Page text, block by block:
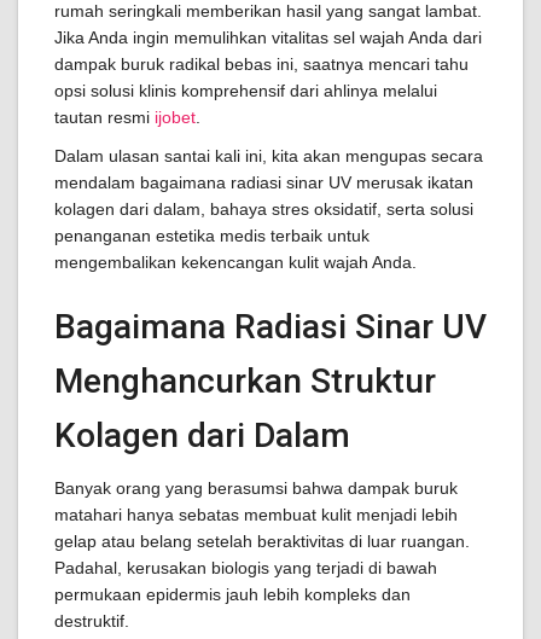
rumah seringkali memberikan hasil yang sangat lambat.
Jika Anda ingin memulihkan vitalitas sel wajah Anda dari
dampak buruk radikal bebas ini, saatnya mencari tahu
opsi solusi klinis komprehensif dari ahlinya melalui
tautan resmi ijobet
Dalam ulasan santai kali ini, kita akan mengupas secara
mendalam bagaimana radiasi sinar UV merusak ikatan
kolagen dari dalam, bahaya stres oksidatif, serta solusi
penanganan estetika medis terbaik untuk
mengembalikan kekencangan kulit wajah Anda.
Bagaimana Radiasi Sinar UV
Menghancurkan Struktur
Kolagen dari Dalam
Banyak orang yang berasumsi bahwa dampak buruk
matahari hanya sebatas membuat kulit menjadi lebih
gelap atau belang setelah beraktivitas di luar ruangan.
Padahal, kerusakan biologis yang terjadi di bawah
permukaan epidermis jauh lebih kompleks dan
destruktif.